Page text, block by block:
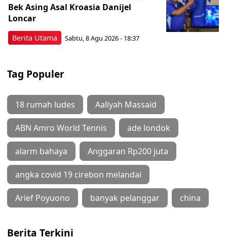
Berita Utama
Bek Asing Asal Kroasia Danijel
Loncar
Sabtu, 8 Agu 2026 - 18:37
Tag Populer
18 rumah ludes Aaliyah Massaid
ABN Amro World Tennis ade londok
alarm bahaya Anggaran Rp200 juta
angka covid 19 cirebon melandai
Arief Poyuono banyak pelanggar china
Berita Terkini